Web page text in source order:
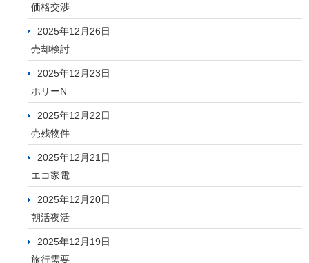
価格交渉
2025年12月26日
売却検討
2025年12月23日
ホリーN
2025年12月22日
売残物件
2025年12月21日
エコ家電
2025年12月20日
朝活夜活
2025年12月19日
旅行需要